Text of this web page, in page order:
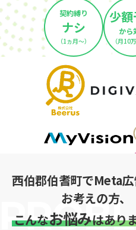
契約縛り
ナシ
（1ヵ月～）
少
から
（月10
西伯郡伯耆町でMeta
お考えの方、
こんなお悩みはあり